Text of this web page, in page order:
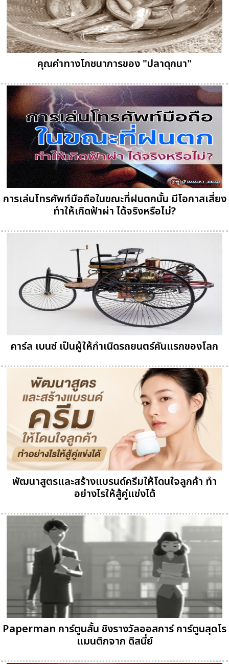
คุณค่าทางโภชนาการของ "ปลาดุกนา"
การเล่นโทรศัพท์มือถือในขณะที่ฝนตกนั้น มีโอกาสเสี่ยง
ทำให้เกิดฟ้าผ่า ได้จริงหรือไม่?
คาร์ล เบนซ์ เป็นผู้ให้กำเนิดรถยนตร์คันแรกของโลก
พัฒนาสูตรและสร้างแบรนด์ครีมให้โดนใจลูกค้า ทำ
อย่างไรให้สู้คู่แข่งได้
Paperman การ์ตูนสั้น ชิงรางวัลออสการ์ การ์ตูนสุดโร
แมนติกจาก ดิสนี่ย์